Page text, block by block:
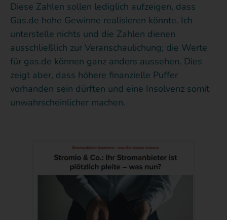
Diese Zahlen sollen lediglich aufzeigen, dass
Gas.de hohe Gewinne realisieren könnte. Ich
unterstelle nichts und die Zahlen dienen
ausschließlich zur Veranschaulichung; die Werte
für gas.de können ganz anders aussehen. Dies
zeigt aber, dass höhere finanzielle Puffer
vorhanden sein dürften und eine Insolvenz somit
unwahrscheinlicher machen.